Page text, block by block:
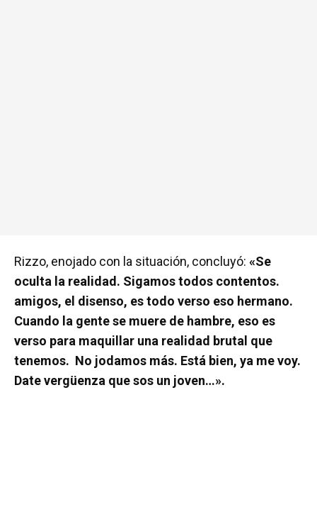
Rizzo, enojado con la situación, concluyó: «Se
oculta la realidad. Sigamos todos contentos.
amigos, el disenso, es todo verso eso hermano.
Cuando la gente se muere de hambre, eso es
verso para maquillar una realidad brutal que
tenemos. No jodamos más. Está bien, ya me voy.
Date vergüenza que sos un joven…».